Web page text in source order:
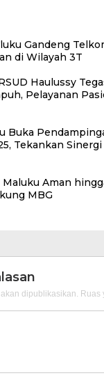
Gandeng
di Wilayah 3T
Haulussy
Pelayanan
Buka
Tekankan
Aman
MBG
dipublikasikan. Ruas